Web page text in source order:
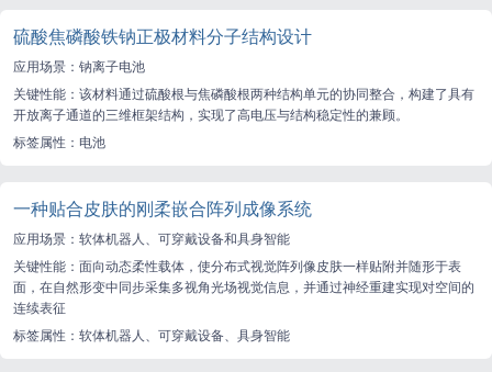
硫酸焦磷酸铁钠正极材料分子结构设计
应用场景：钠离子电池
关键性能：该材料通过硫酸根与焦磷酸根两种结构单元的协同整合，构建了具有
开放离子通道的三维框架结构，实现了高电压与结构稳定性的兼顾。
标签属性：电池
一种贴合皮肤的刚柔嵌合阵列成像系统
应用场景：软体机器人、可穿戴设备和具身智能
关键性能：面向动态柔性载体，使分布式视觉阵列像皮肤一样贴附并随形于表
面，在自然形变中同步采集多视角光场视觉信息，并通过神经重建实现对空间的
连续表征
标签属性：软体机器人、可穿戴设备、具身智能